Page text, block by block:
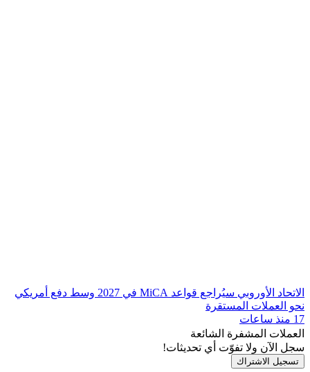
الاتحاد الأوروبي سيُراجع قواعد MiCA في 2027 وسط دفع أمريكي
نحو العملات المستقرة
17 منذ ساعات
العملات المشفرة الشائعة
سجل الآن ولا تفوّت أي تحديثات!
تسجيل الاشتراك